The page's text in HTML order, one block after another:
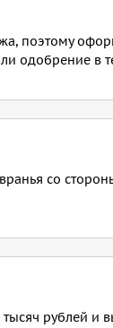
поэтому
одобрение в
со
рублей и